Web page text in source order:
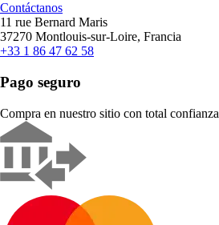
Contáctanos
11 rue Bernard Maris
37270 Montlouis-sur-Loire, Francia
+33 1 86 47 62 58
Pago seguro
Compra en nuestro sitio con total confianza